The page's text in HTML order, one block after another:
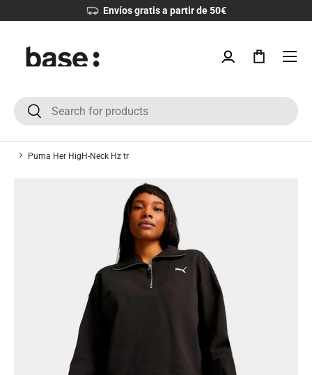
Envíos gratis a partir de 50€
Iniciar sesión
Bolsa
Menú
BuscarBuscar
Puma Her HigH-Neck Hz tr